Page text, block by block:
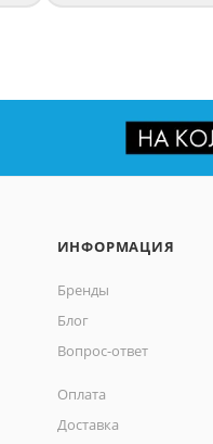
ИНФОРМАЦИЯ
Бренды
Блог
Вопрос-ответ
Оплата
Доставка